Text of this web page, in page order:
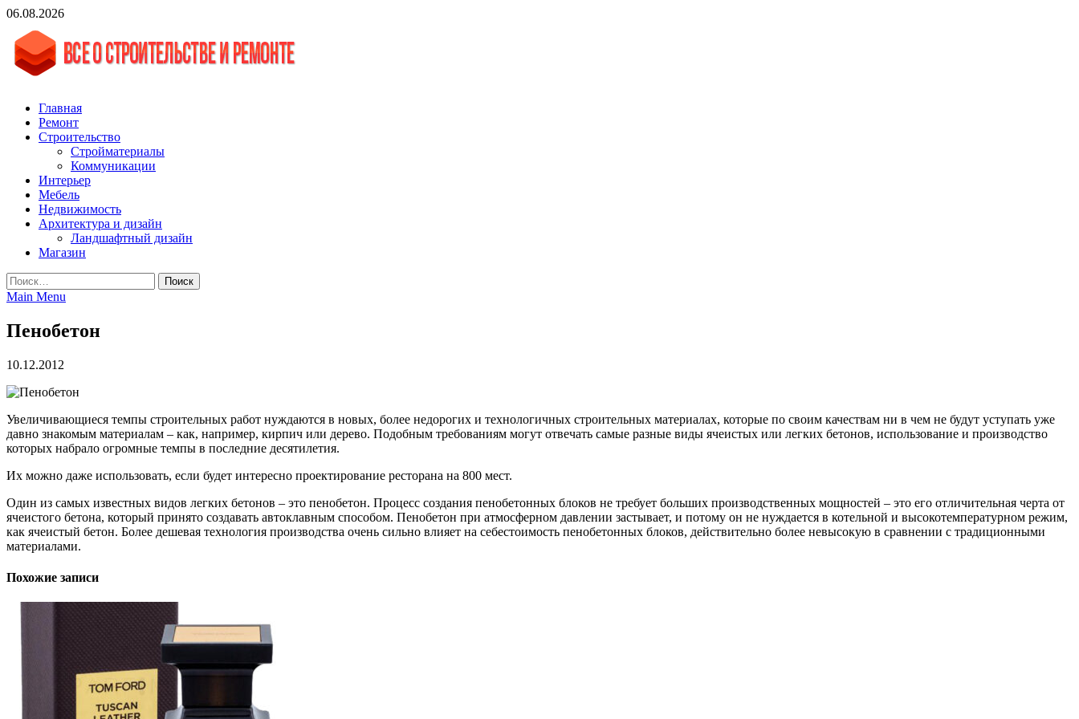
Skip
content
06.08.2026
vgasa.ru
Строительный журнал. Всё о строительстве и ремонтах
Главная
Ремонт
Строительство
Стройматериалы
Коммуникации
Интерьер
Мебель
Недвижимость
Архитектура и дизайн
Ландшафтный дизайн
Магазин
Найти:
Main Menu
Пенобетон
10.12.2012
Увеличивающиеся темпы строительных работ нуждаются в новых, более недорогих и технологичных строительных материалах, которые по своим качествам ни в чем не будут уступать уже
давно знакомым материалам – как, например, кирпич или дерево. Подобным требованиям могут отвечать самые разные виды ячеистых или легких бетонов, использование и производство
которых набрало огромные темпы в последние десятилетия.
Их можно даже использовать, если будет интересно проектирование ресторана на 800 мест.
Один из самых известных видов легких бетонов – это пенобетон. Процесс создания пенобетонных блоков не требует больших производственных мощностей – это его отличительная черта от
ячеистого бетона, который принято создавать автоклавным способом. Пенобетон при атмосферном давлении застывает, и потому он не нуждается в котельной и высокотемпературном режим,
как ячеистый бетон. Более дешевая технология производства очень сильно влияет на себестоимость пенобетонных блоков, действительно более невысокую в сравнении с традиционными
материалами.
Похожие записи